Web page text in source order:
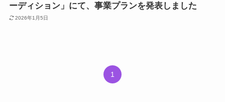
ーディション」にて、事業プランを発表しました
2026年1月5日
1